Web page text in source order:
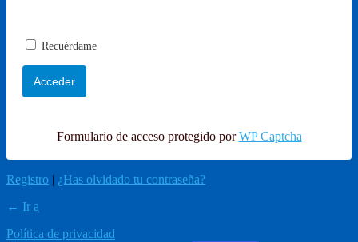
Recuérdame
Formulario de acceso protegido porWP Captcha
Registro | ¿Has olvidado tu contraseña?
← Ir a
Política de privacidad